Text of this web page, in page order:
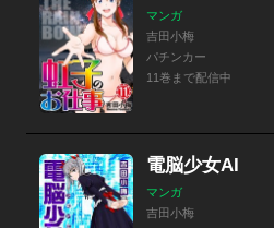
マンガ
吉田小梅
パチンカー
11巻まで配信中
電脳少女AI
マンガ
吉田小梅